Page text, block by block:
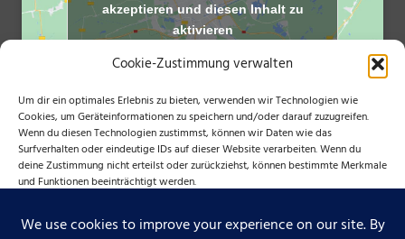
Cookie-Zustimmung verwalten
Um dir ein optimales Erlebnis zu bieten, verwenden wir Technologien wie
Cookies, um Geräteinformationen zu speichern und/oder darauf zuzugreifen.
Wenn du diesen Technologien zustimmst, können wir Daten wie das
Surfverhalten oder eindeutige IDs auf dieser Website verarbeiten. Wenn du
deine Zustimmung nicht erteilst oder zurückziehst, können bestimmte Merkmale
und Funktionen beeinträchtigt werden.
AKZEPTIEREN
akzeptieren und diesen Inhalt zu
aktivieren
NÜTZLICHE LINKS
Bayerischer Tennisverband